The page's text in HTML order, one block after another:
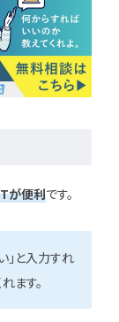
が便利です。
」と入力すれ
ます。